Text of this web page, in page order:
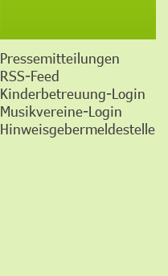
Pressemitteilungen
RSS-Feed
Kinderbetreuung-Login
Musikvereine-Login
Hinweisgebermeldestelle